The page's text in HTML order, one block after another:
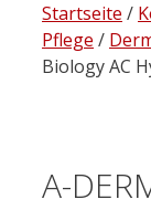
Startseite /
Pflege /
Biology AC
A-